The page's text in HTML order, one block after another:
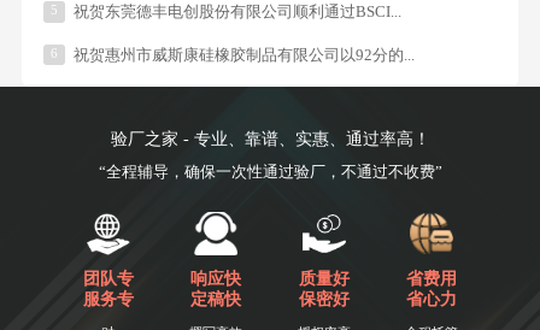
5 祝贺东莞德丰电创股份有限公司顺利通过BSCI...
6 祝贺惠州市威斯康硅橡胶制品有限公司以92分的...
验厂之家 - 专业、靠谱、实惠、通过率高！
“全程辅导，确保一次性通过验厂，不通过不收费”
团队专
服务专
响应快
定稿快
质量好
保密好
省费用
省心力